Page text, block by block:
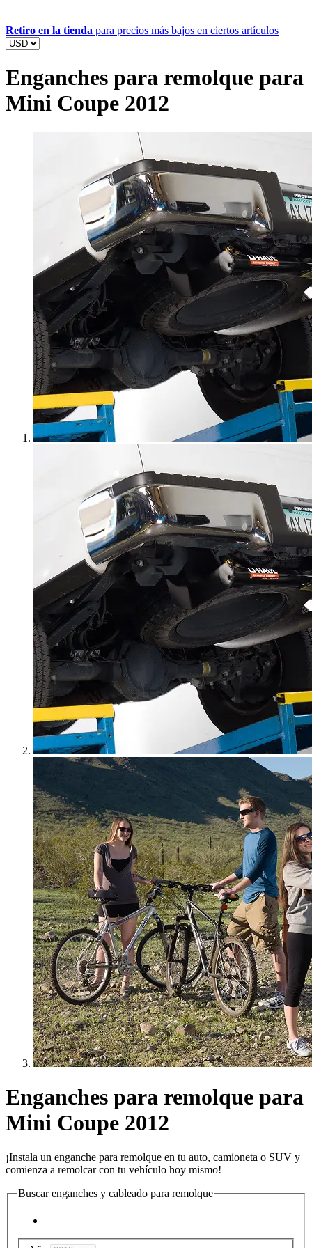
Retiro en la tienda para precios más bajos en ciertos artículos
Enganches para remolque para
Mini Coupe 2012
Enganches para remolque para
Mini Coupe 2012
¡Instala un enganche para remolque en tu auto, camioneta o SUV y
comienza a remolcar con tu vehículo hoy mismo!
Buscar enganches y cableado para remolque